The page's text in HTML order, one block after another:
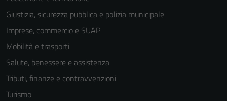
Giustizia, sicurezza pubblica e polizia municipale
Imprese, commercio e SUAP
Mobilità e trasporti
Salute, benessere e assistenza
Tributi, finanze e contravvenzioni
Turismo